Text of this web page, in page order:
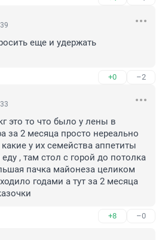
еще и удержать
+0 –2
это то что было у лены в
за 2 месяца просто нереально
у их семейства аппетиты
, там стол с горой до потолка
пачка майонеза целиком
годами а тут за 2 месяца
+8 –0